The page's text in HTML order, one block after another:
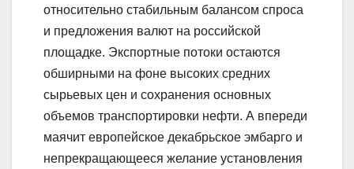
относительно стабильным балансом спроса
и предложения валют на российской
площадке. Экспортные потоки остаются
обширными на фоне высоких средних
сырьевых цен и сохранения основных
объемов транспортировки нефти. А впереди
маячит европейское декабрьское эмбарго и
непрекращающееся желание установления